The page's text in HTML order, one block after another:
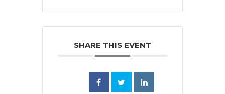
SHARE THIS EVENT